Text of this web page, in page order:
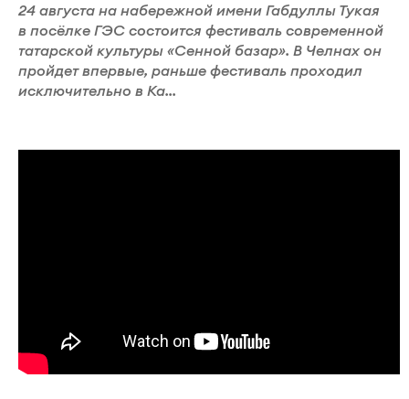
24 августа на набережной имени Габдуллы Тукая
в посёлке ГЭС состоится фестиваль современной
татарской культуры «Сенной базар». В Челнах он
пройдет впервые, раньше фестиваль проходил
исключительно в Ка...